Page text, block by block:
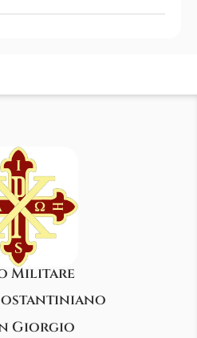
Militare
Giorgio